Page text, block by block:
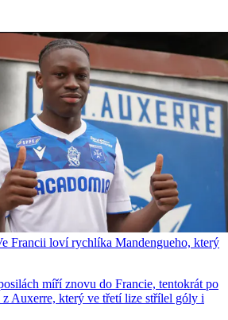
Francii loví rychlíka Mandengueho, který
míří znovu do Francie, tentokrát po
Auxerre, který ve třetí lize střílel góly i